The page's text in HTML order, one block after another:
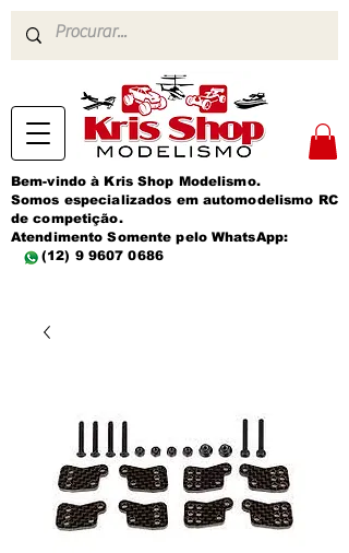
Bem-vindo à Kris Shop Modelismo.
Somos especializados em automodelismo RC
de competição.
Atendimento Somente pelo WhatsApp:
(12) 9 9607 0686